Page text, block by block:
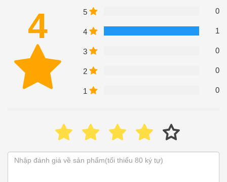
4 5 0
4 1
3 0
2 0
1 0